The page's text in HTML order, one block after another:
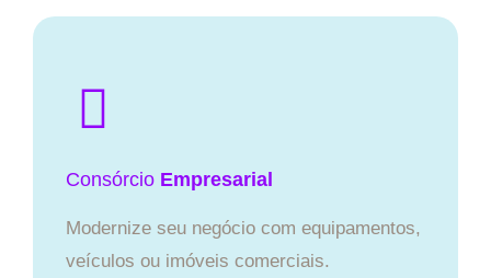
Consórcio Empresarial
Modernize seu negócio com equipamentos,
veículos ou imóveis comerciais.